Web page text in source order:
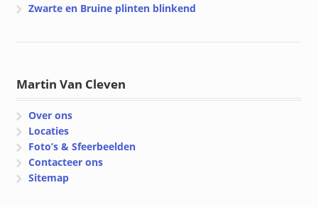
Zwarte en Bruine plinten blinkend
Martin Van Cleven
Over ons
Locaties
Foto’s & Sfeerbeelden
Contacteer ons
Sitemap